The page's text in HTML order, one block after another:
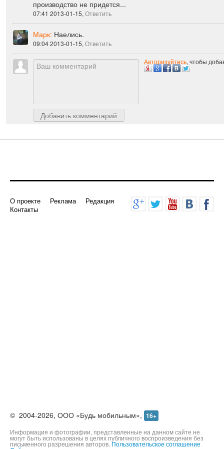
производство не придется...
07:41 2013-01-15,Ответить
Марк: Наелись.
09:04 2013-01-15,Ответить
Добавить комментарий
Авторизуйтесь, чтобы
О проекте Реклама
Редакция
Контакты
© 2004-2026, ООО «Будь мобильным», 16+
Информация и фотографии, представленные на данном сайте не
могут быть использованы в целях публичного воспроизведения без
письменного разрешения авторов. Пользовательское соглашение